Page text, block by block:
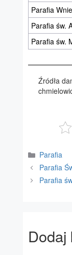
Parafia
Parafia św.
Parafia św.
Źródła
Kategorie
Parafia
Parafia
Parafia
Dodaj